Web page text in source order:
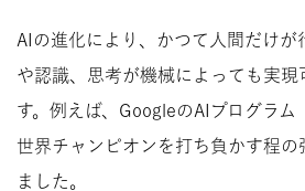
AIの進化により、かつて人間だけが
や認識、思考が機械によっても実現
す。例えば、GoogleのAIプログラム
世界チャンピオンを打ち負かす程の
ました。